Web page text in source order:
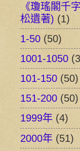
《瓊瑤閣千
松遺著) (1)
1-50 (50)
1001-1050
101-150 (50)
151-200 (50)
1999年 (4)
2000年 (51)